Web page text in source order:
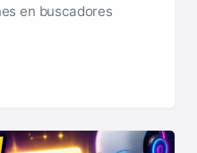
en buscadores